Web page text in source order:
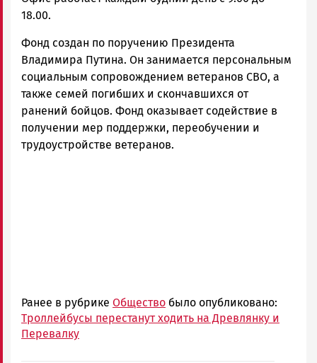
18.00.
Фонд создан по поручению Президента
Владимира Путина. Он занимается персональным
социальным сопровождением ветеранов СВО, а
также семей погибших и скончавшихся от
ранений бойцов. Фонд оказывает содействие в
получении мер поддержки, переобучении и
трудоустройстве ветеранов.
Ранее в рубрике Общество было опубликовано:
Троллейбусы перестанут ходить на Древлянку и
Перевалку